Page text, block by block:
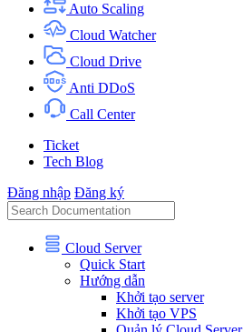
Auto Scaling
Cloud Watcher
Cloud Drive
Anti DDoS
Call Center
Ticket
Tech Blog
Đăng nhập Đăng ký
Cloud Server
Quick Start
Hướng dẫn
Khởi tạo server
Khởi tạo VPS